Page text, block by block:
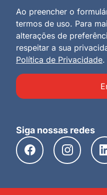
Ao preencher o
termos de uso. Para
alterações de
respeitar a sua
Política de Privacidade.
Siga nossas redes